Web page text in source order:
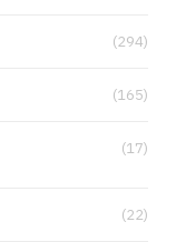
(294)
(165)
(17)
(22)